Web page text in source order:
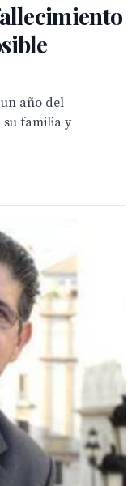
año del
su familia y